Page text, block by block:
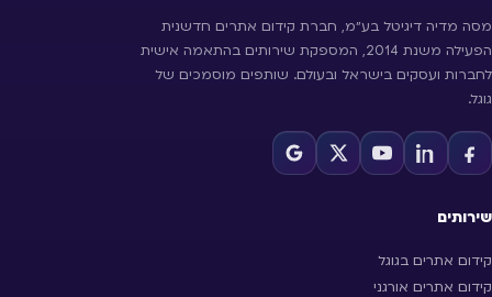
מסה מדיה דיגיטל בע״מ, חברת קידום אתרים חדשנית
הפעילה משנת 2014, המספקת שירותים בהתאמה אישית
לחברות ועסקים בישראל ובעולם. שותפים מוסמכים של
גוגל.
שירותים
קידום אתרים בגוגל
קידום אתרים אורגני